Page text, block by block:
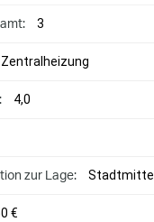
3
Zentralheizung
4,0
zur Lage: Stadtmitte
€